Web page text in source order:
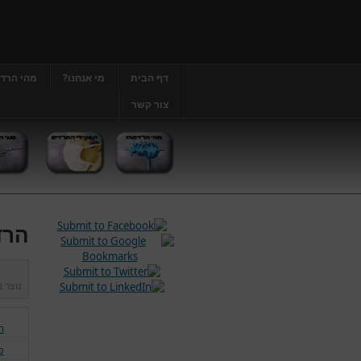
דף הבית מי אנחנו? מהי
צור קשר
נוצר